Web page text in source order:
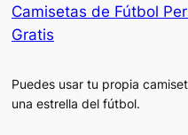
Camisetas de Fútbol
Gratis
Puedes usar tu propia
una estrella del fútbol.